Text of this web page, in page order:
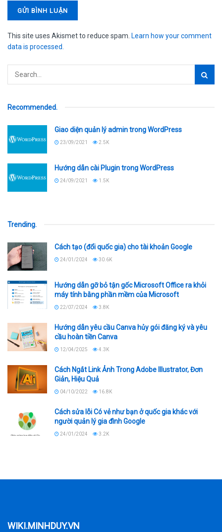
This site uses Akismet to reduce spam. Learn how your comment
data is processed.
Recommended.
Giao diện quản lý admin trong WordPress
23/09/2021 2.5K
Hướng dẫn cài Plugin trong WordPress
24/09/2021 1.5K
Trending.
Cách tạo (đổi quốc gia) cho tài khoản Google
24/01/2024 30.6K
Hướng dẫn gỡ bỏ tận gốc Microsoft Office ra khỏi
máy tính bằng phần mềm của Microsoft
22/07/2024 3.8K
Hướng dẫn yêu cầu Canva hủy gói đăng ký và yêu
cầu hoàn tiền Canva
12/04/2025 4.3K
Cách Ngắt Link Ảnh Trong Adobe Illustrator, Đơn
Giản, Hiệu Quả
04/10/2022 16.8K
Cách sửa lỗi Có vẻ như bạn ở quốc gia khác với
người quản lý gia đình Google
24/01/2024 3.2K
WIKI.MINHDUY.VN